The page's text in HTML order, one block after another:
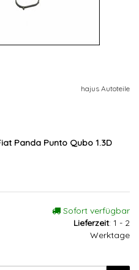
hajus Autoteile
Panda Punto Qubo 1.3D
Sofort verfügbar
Lieferzeit: 1 - 2
Werktage